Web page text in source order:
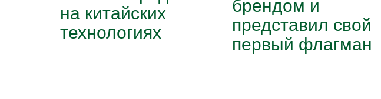
на китайских
технологиях представил свой
первый флагман